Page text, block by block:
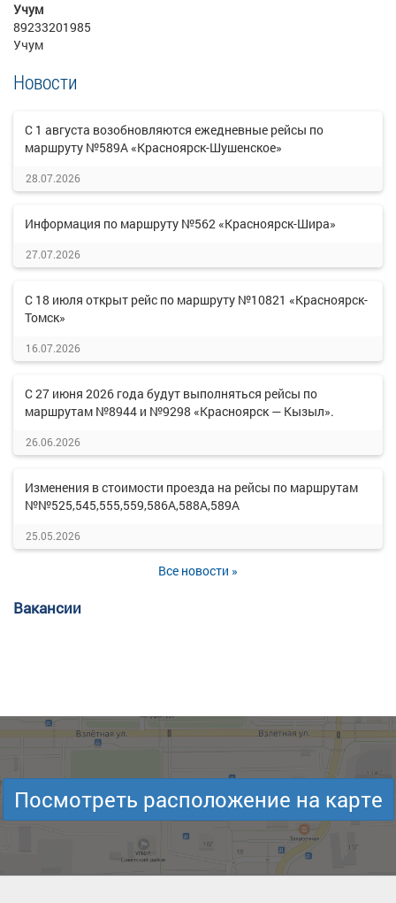
Учум
89233201985
Учум
Новости
С 1 августа возобновляются ежедневные рейсы по
маршруту №589А «Красноярск-Шушенское»
28.07.2026
Информация по маршруту №562 «Красноярск-Шира»
27.07.2026
С 18 июля открыт рейс по маршруту №10821 «Красноярск-
Томск»
16.07.2026
С 27 июня 2026 года будут выполняться рейсы по
маршрутам №8944 и №9298 «Красноярск — Кызыл».
26.06.2026
Изменения в стоимости проезда на рейсы по маршрутам
№№525,545,555,559,586А,588А,589А
25.05.2026
Все новости »
Вакансии
Посмотреть расположение на карте